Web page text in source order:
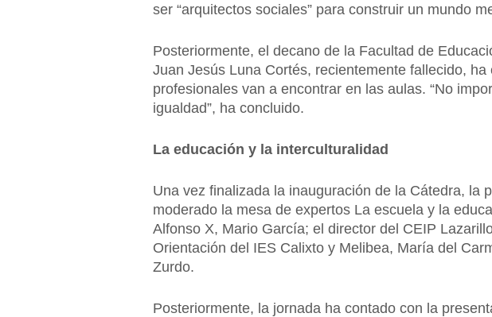
ser “arquitectos sociales” para construir un mundo
Posteriormente, el decano de la Facultad de
Juan Jesús Luna Cortés, recientemente fallecido,
profesionales van a encontrar en las aulas. “No
igualdad”, ha concluido.
La educación y la interculturalidad
Una vez finalizada la inauguración de la Cátedra, la
moderado la mesa de expertos La escuela y la
Alfonso X, Mario García; el director del CEIP
Orientación del IES Calixto y Melibea, María del
Zurdo.
Posteriormente, la jornada ha contado con la